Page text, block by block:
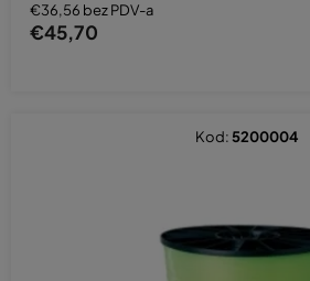
€36,56 bez PDV-a
€45,70
Kod: 5200004